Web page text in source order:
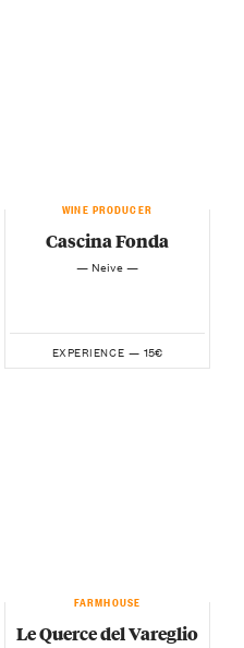
WINE PRODUCER
Cascina Fonda
— Neive —
EXPERIENCE — 15€
FARMHOUSE
Le Querce del Vareglio